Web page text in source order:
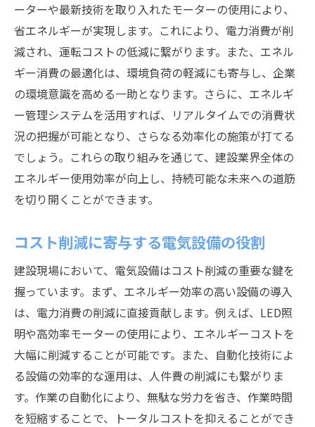
コスト削減を実現するための戦略
技術不足への対応と研修プログラム
環境負荷を減らすための革新技術
持続可能なエネルギーソリューションの導
入
効率アップのための建設現場での電気設備管理
法
プロアクティブなメンテナンスの重要性
リアルタイム監視システムの導入と活用
設備管理のベストプラクティス
現場スタッフの能力向上とその効果
効率的な資源配分のための計画策定
電気設備を活用した建設現場の生産性向上戦略
電気設備による作業効率の向上法
生産性を最大化するためのテクノロジー
設備の統合管理がもたらす効率性
新技術によるワークフローの改善
ーターや最新技術を取り入れたモーターの使用により、
省エネルギーが実現します。これにより、電力消費が削
減され、運転コストの低減に繋がります。また、エネル
ギー消費の最適化は、環境負荷の軽減にも寄与し、企業
の環境意識を高める一助となります。さらに、エネルギ
ー管理システムを活用すれば、リアルタイムでの消費状
況の把握が可能となり、さらなる効率化の施策が打てる
でしょう。これらの取り組みを通じて、建設業界全体の
エネルギー使用効率が向上し、持続可能な未来への道筋
を切り開くことができます。
コスト削減に寄与する電気設備の役割
建設現場において、電気設備はコスト削減の重要な鍵を
握っています。まず、エネルギー効率の高い設備の導入
は、電力消費の削減に直接貢献します。例えば、LED照
明や高効率モーターの使用により、エネルギーコストを
大幅に削減することが可能です。また、自動化技術によ
る設備の効率的な運用は、人件費の削減にも繋がりま
す。作業の自動化により、無駄な労力を省き、作業時間
を短縮することで、トータルコストを抑えることができ